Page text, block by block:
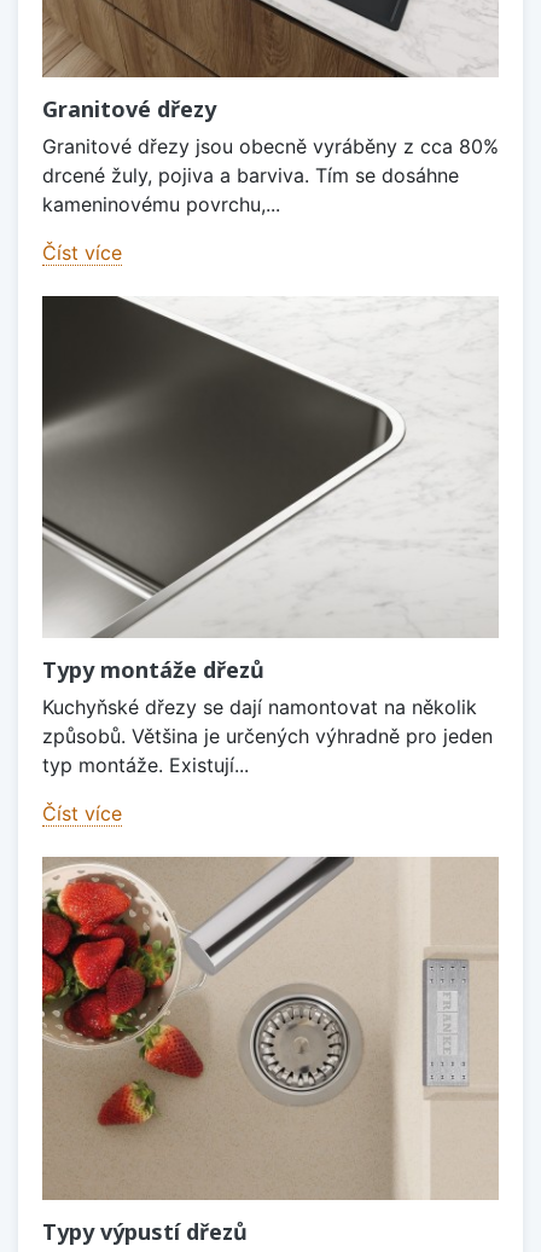
Granitové dřezy
Granitové dřezy jsou obecně vyráběny z cca 80%
drcené žuly, pojiva a barviva. Tím se dosáhne
kameninovému povrchu,...
Číst více
Typy montáže dřezů
Kuchyňské dřezy se dají namontovat na několik
způsobů. Většina je určených výhradně pro jeden
typ montáže. Existují...
Číst více
Typy výpustí dřezů